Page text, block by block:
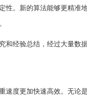
性。新的算法能够更精准
和经验总结，经过大量数
速度更加快速高效。无论